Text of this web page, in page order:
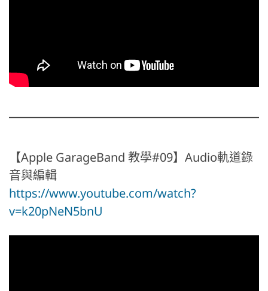
【Apple GarageBand 教學#09】Audio軌道錄
音與編輯
https://www.youtube.com/watch?
v=k20pNeN5bnU